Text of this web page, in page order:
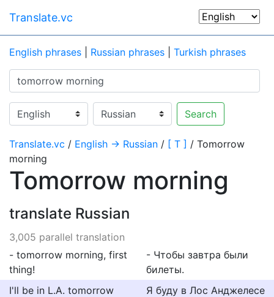
Translate.vc
English phrases Russian phrases Turkish phrases
Search
Translate.vc / English → Russian / [ T ] / Tomorrow
morning
Tomorrow morning
translate Russian
3,005 parallel translation
- tomorrow morning, first
thing!
- Чтобы завтра были
билеты.
I'll be in L.A. tomorrow
Я буду в Лос Анджелесе